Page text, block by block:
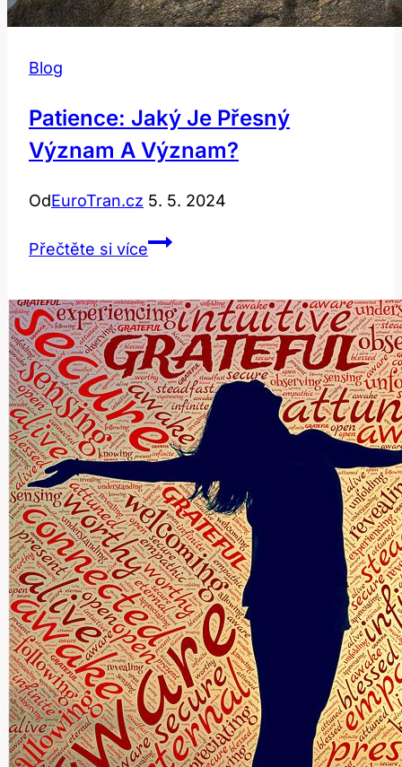
Blog
Patience: Jaký Je Přesný
Význam A Význam?
OdEuroTran.cz 5. 5. 2024
Přečtěte si vícePatience:
Přesný
Význam
a
Význam?